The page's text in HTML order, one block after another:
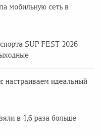
мобильную сеть в
SUP FEST 2026
настраиваем идеальный
в 1,6 раза больше